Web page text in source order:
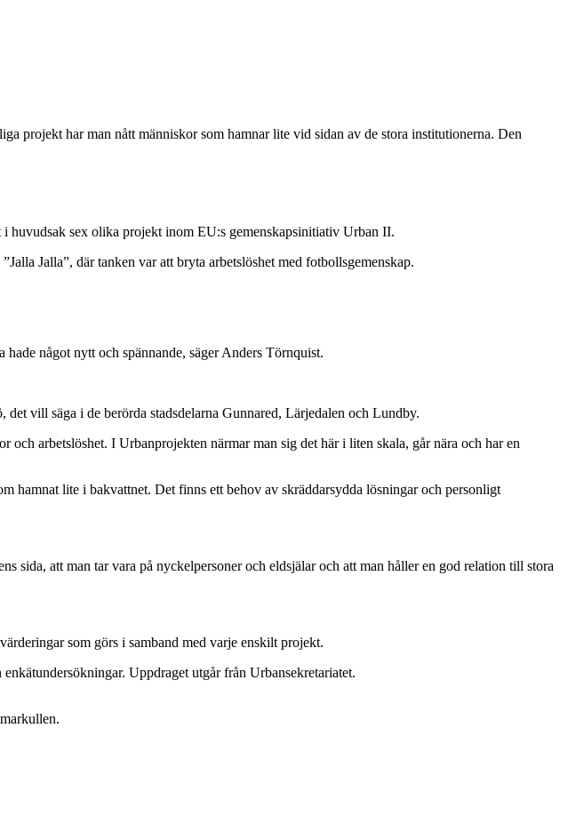
projekt har man nått människor som hamnar lite vid sidan av de stora institutionerna. Den
huvudsak sex olika projekt inom EU:s gemenskapsinitiativ Urban II.
Jalla”, där tanken var att bryta arbetslöshet med fotbollsgemenskap.
något nytt och spännande, säger Anders Törnquist.
vill säga i de berörda stadsdelarna Gunnared, Lärjedalen och Lundby.
arbetslöshet. I Urbanprojekten närmar man sig det här i liten skala, går nära och har en
hamnat lite i bakvattnet. Det finns ett behov av skräddarsydda lösningar och personligt
att man tar vara på nyckelpersoner och eldsjälar och att man håller en god relation till stora
som görs i samband med varje enskilt projekt.
Uppdraget utgår från Urbansekretariatet.